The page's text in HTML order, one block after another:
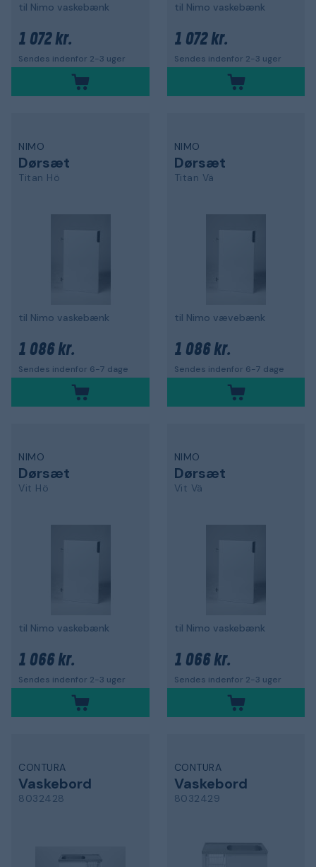
til Nimo vaskebænk
1 072 kr.
Sendes indenfor 2-3 uger
til Nimo vaskebænk
1 072 kr.
Sendes indenfor 2-3 uger
NIMO
Dørsæt
Titan Hö
til Nimo vaskebænk
1 086 kr.
Sendes indenfor 6-7 dage
NIMO
Dørsæt
Titan Vä
til Nimo vævebænk
1 086 kr.
Sendes indenfor 6-7 dage
NIMO
Dørsæt
Vit Hö
til Nimo vaskebænk
1 066 kr.
Sendes indenfor 2-3 uger
NIMO
Dørsæt
Vit Vä
til Nimo vaskebænk
1 066 kr.
Sendes indenfor 2-3 uger
CONTURA
Vaskebord
8032428
CONTURA
Vaskebord
8032429